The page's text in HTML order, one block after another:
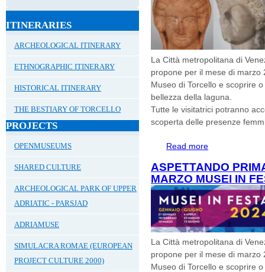
ITINERARIES
ARCHEOLOGICAL ITINERARY
ETHNOGRAPHIC ITINERARY
HISTORICAL ITINERARY
THE BESTIARY OF TORCELLO
PROJECTS
OPENMUSEUMS
SHARED CULTURE
ARCHEOLOGICAL PARK OF UPPER
ADRIATIC - PARSJAD
ADRIAMUSE
SIMULACRA ROMAE (EUROPEAN
PROJECT CULTURE 2000)
La Città metropolitana di
propone per il mese di marzo
Museo di Torcello e scoprire
bellezza della laguna.
Tutte le visitatrici potranno
scoperta delle presenze
Read more
ASPETTANDO
MARZO MUSEI IN
La Città metropolitana di
propone per il mese di marzo
Museo di Torcello e scoprire